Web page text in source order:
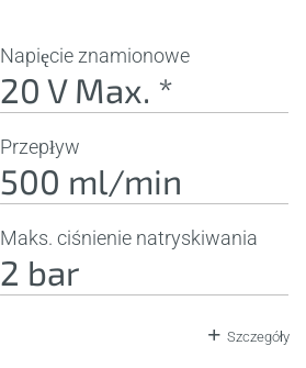
Napięcie znamionowe
20 V Max. *
Przepływ
500 ml/min
Maks. ciśnienie natryskiwania
2 bar
Szczegóły